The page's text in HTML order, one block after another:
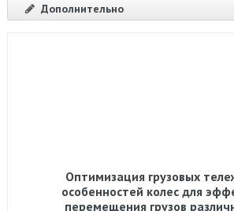
Дополнительно
Оптимизация грузовых
особенностей колес для
перемещения грузов